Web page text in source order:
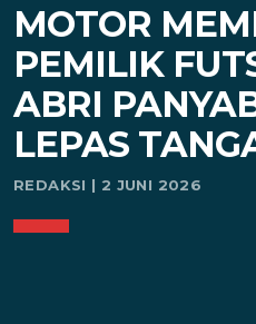
MOTOR
PEMILIK
ABRI
LEPAS
REDAKSI | 2 JUNI 2026